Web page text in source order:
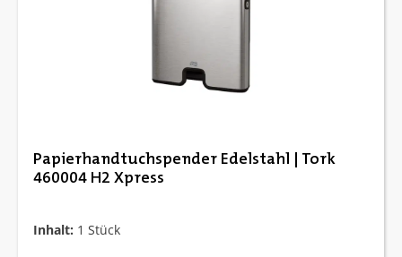
Papierhandtuchspender Edelstahl | Tork
460004 H2 Xpress
Inhalt: 1 Stück